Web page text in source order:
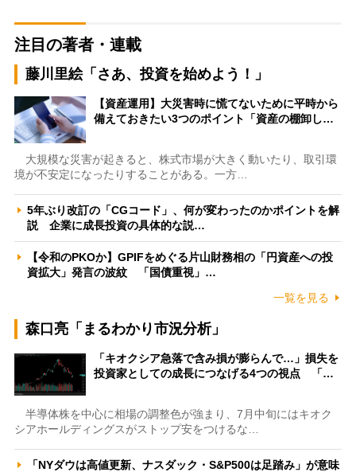
注目の著者・連載
藤川里絵「さあ、投資を始めよう！」
【資産運用】大災害時に慌てないために平時から
備えておきたい3つのポイント「資産の棚卸し…
大規模な災害が起きると、株式市場が大きく動いたり、取引環
境が不安定になったりすることがある。一方…
5年ぶり改訂の「CGコード」、何が変わったのかポイントを解
説 企業に成長投資の具体的な説…
【令和のPKOか】GPIFをめぐる片山財務相の「円資産への投
資拡大」発言の波紋 「国債重視」…
一覧を見る
森口亮「まるわかり市況分析」
「キオクシア急落で含み損が膨らんで…」損失を
投資家としての成長につなげる4つの視点 「…
半導体株を中心に相場の調整色が強まり、7月中旬にはキオク
シアホールディングスがストップ安をつけるな…
「NYダウは高値更新、ナスダック・S&P500は足踏み」が意味